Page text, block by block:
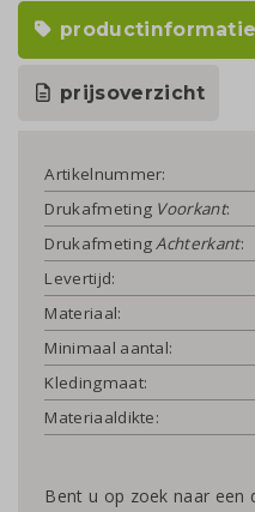
productinformatie
prijsoverzicht
Artikelnummer:
Drukafmeting Voorkant:
DrukafmetingAchterkant:
Levertijd:
Materiaal:
Minimaal aantal:
Kledingmaat:
Materiaaldikte:
Bent u op zoek naar een